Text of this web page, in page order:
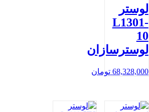
لوستر
L1301-
10
لوسترسازان
68,328,000 تومان